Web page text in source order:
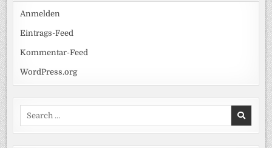
Anmelden
Eintrags-Feed
Kommentar-Feed
WordPress.org
Search